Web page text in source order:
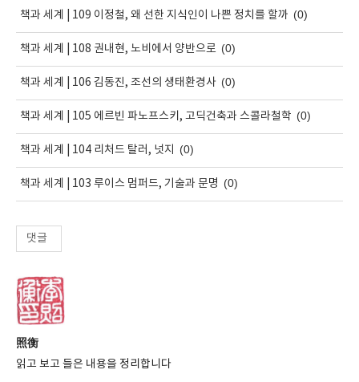
책과 세계 | 109 이정철, 왜 선한 지식인이 나쁜 정치를 할까 (0)
책과 세계 | 108 권내현, 노비에서 양반으로 (0)
책과 세계 | 106 김동진, 조선의 생태환경사 (0)
책과 세계 | 105 에르빈 파노프스키, 고딕건축과 스콜라철학 (0)
책과 세계 | 104 리처드 탈러, 넛지 (0)
책과 세계 | 103 루이스 멈퍼드, 기술과 문명 (0)
댓글
照衡
읽고 보고 들은 내용을 정리합니다